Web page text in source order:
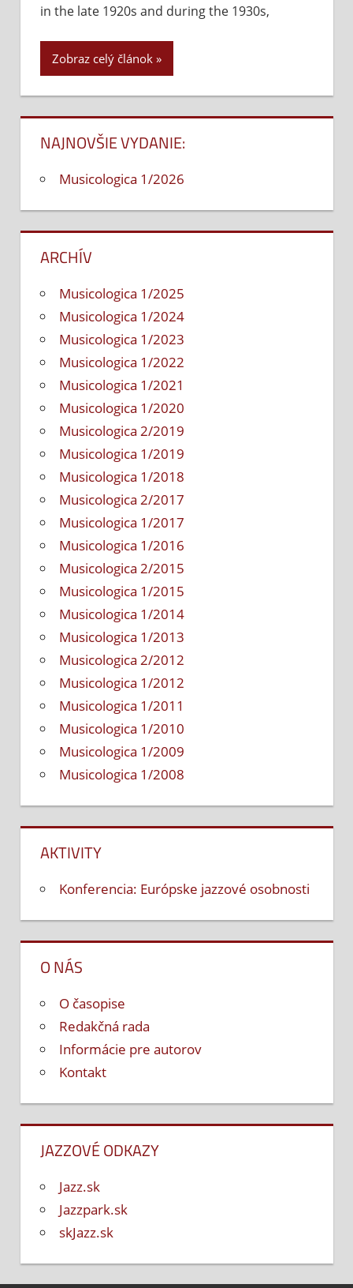
slovenskej
in the late 1920s and during the 1930s,
Zobraz celý článok
NAJNOVŠIE VYDANIE:
Musicologica 1/2026
ARCHÍV
Musicologica 1/2025
Musicologica 1/2024
Musicologica 1/2023
Musicologica 1/2022
Musicologica 1/2021
Musicologica 1/2020
Musicologica 2/2019
Musicologica 1/2019
Musicologica 1/2018
Musicologica 2/2017
Musicologica 1/2017
Musicologica 1/2016
Musicologica 2/2015
Musicologica 1/2015
Musicologica 1/2014
Musicologica 1/2013
Musicologica 2/2012
Musicologica 1/2012
Musicologica 1/2011
Musicologica 1/2010
Musicologica 1/2009
Musicologica 1/2008
AKTIVITY
Konferencia: Európske jazzové osobnosti
O NÁS
O časopise
Redakčná rada
Informácie pre autorov
Kontakt
JAZZOVÉ ODKAZY
Jazz.sk
Jazzpark.sk
skJazz.sk